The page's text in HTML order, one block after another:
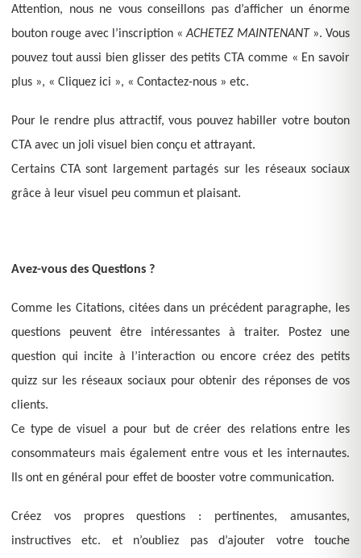
Attention, nous ne vous conseillons pas d’afficher un énorme
bouton rouge avec l’inscription «ACHETEZ MAINTENANT ». Vous
pouvez tout aussi bien glisser des petits CTA comme « En savoir
plus », « Cliquez ici », « Contactez-nous » etc.
Pour le rendre plus attractif, vous pouvez habiller votre bouton
CTA avec un joli visuel bien conçu et attrayant.
Certains CTA sont largement partagés sur les réseaux sociaux
grâce à leur visuel peu commun et plaisant.
Avez-vous des Questions ?
Comme les Citations, citées dans un précédent paragraphe, les
questions peuvent être intéressantes à traiter. Postez une
question qui incite à l’interaction ou encore créez des petits
quizz sur les réseaux sociaux pour obtenir des réponses de vos
clients.
Ce type de visuel a pour but de créer des relations entre les
consommateurs mais également entre vous et les internautes.
Ils ont en général pour effet de booster votre communication.
Créez vos propres questions : pertinentes, amusantes,
instructives etc. et n’oubliez pas d’ajouter votre touche